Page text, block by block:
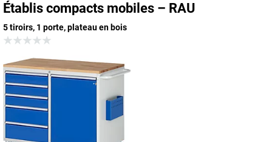
Établis compacts mobiles – RAU
5 tiroirs, 1 porte, plateau en bois